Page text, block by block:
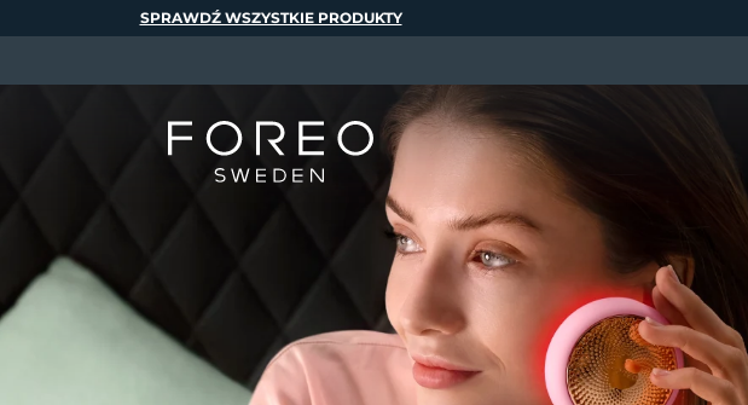
SPRAWDŹ WSZYSTKIE PRODUKTY